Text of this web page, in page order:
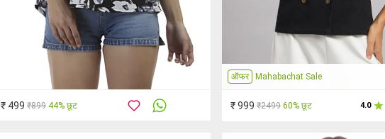
₹ 499 ₹899 44% छूट
ऑफर Mahabachat Sale
₹ 999 ₹2499 60% छूट 4.0